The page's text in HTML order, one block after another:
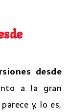
desde
a la gran
y, lo es,